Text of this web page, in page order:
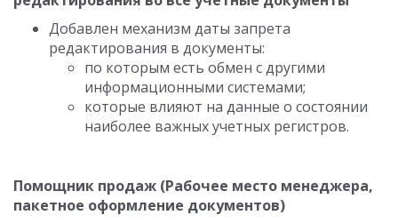
Добавлен механизм даты запрета
редактирования в документы:
по которым есть обмен с другими
информационными системами;
которые влияют на данные о состоянии
наиболее важных учетных регистров.
Помощник продаж (Рабочее место менеджера,
пакетное оформление документов)